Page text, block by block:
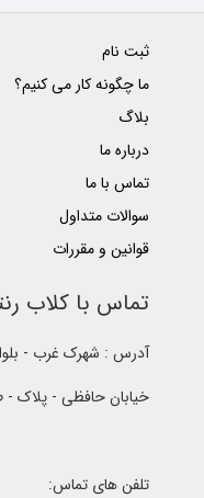
ثبت نام
ما چگونه کار می کنیم؟
بلاگ
درباره ما
تماس با ما
سوالات متداول
قوانین و مقررات
تماس با کلاب
آدرس : شهرک غرب -
خیابان حافظی - پلاک -
تلفن های تماس: